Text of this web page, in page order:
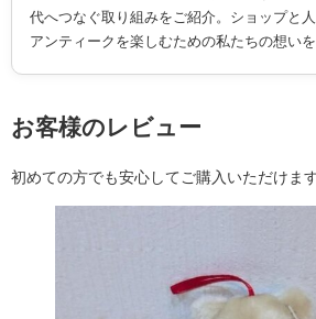
代へつなぐ取り組みをご紹介。ショップと
アンティークを楽しむための私たちの想いを
お客様のレビュー
初めての方でも安心してご購入いただけます